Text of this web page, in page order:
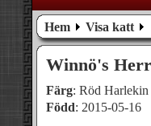
Hem Visa katt
Winnö's
Färg: Röd Harlekin
Född: 2015-05-16